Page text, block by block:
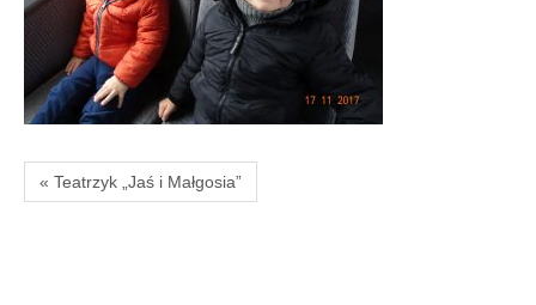
« Teatrzyk „Jaś i Małgosia”